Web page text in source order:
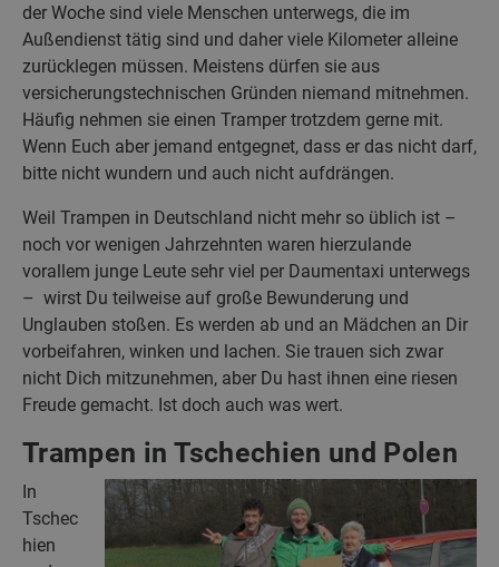
der Woche sind viele Menschen unterwegs, die im
Außendienst tätig sind und daher viele Kilometer alleine
zurücklegen müssen. Meistens dürfen sie aus
versicherungstechnischen Gründen niemand mitnehmen.
Häufig nehmen sie einen Tramper trotzdem gerne mit.
Wenn Euch aber jemand entgegnet, dass er das nicht darf,
bitte nicht wundern und auch nicht aufdrängen.
Weil Trampen in Deutschland nicht mehr so üblich ist –
noch vor wenigen Jahrzehnten waren hierzulande
vorallem junge Leute sehr viel per Daumentaxi unterwegs
– wirst Du teilweise auf große Bewunderung und
Unglauben stoßen. Es werden ab und an Mädchen an Dir
vorbeifahren, winken und lachen. Sie trauen sich zwar
nicht Dich mitzunehmen, aber Du hast ihnen eine riesen
Freude gemacht. Ist doch auch was wert.
Trampen in Tschechien und Polen
In
Tschec
hien